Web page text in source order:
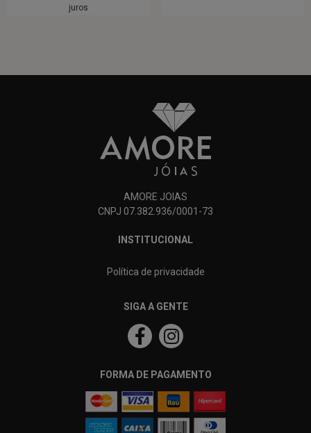
juros
AMORE JOIAS
CNPJ 07.382.936/0001-73
INSTITUCIONAL
Política de privacidade
SIGA A GENTE
FORMA DE PAGAMENTO